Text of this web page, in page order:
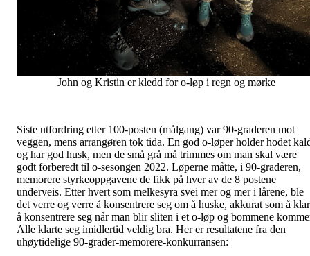
John og Kristin er kledd for o-løp i regn og mørke
Siste utfordring etter 100-posten (målgang) var 90-graderen mot
veggen, mens arrangøren tok tida. En god o-løper holder hodet
og har god husk, men de små grå må trimmes om man skal være
godt forberedt til o-sesongen 2022. Løperne måtte, i 90-graderen,
memorere styrkeoppgavene de fikk på hver av de 8 postene
underveis. Etter hvert som melkesyra svei mer og mer i lårene, ble
det verre og verre å konsentrere seg om å huske, akkurat som å
å konsentrere seg når man blir sliten i et o-løp og bommene
Alle klarte seg imidlertid veldig bra. Her er resultatene fra den
uhøytidelige 90-grader-memorere-konkurransen: